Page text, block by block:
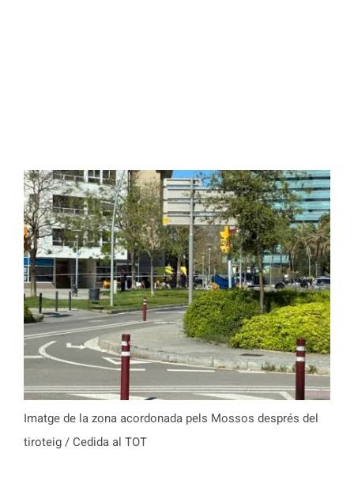
Imatge de la zona acordonada pels Mossos després del
tiroteig / Cedida al TOT